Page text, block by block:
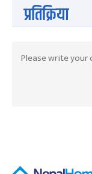
प्रतिक्रिया